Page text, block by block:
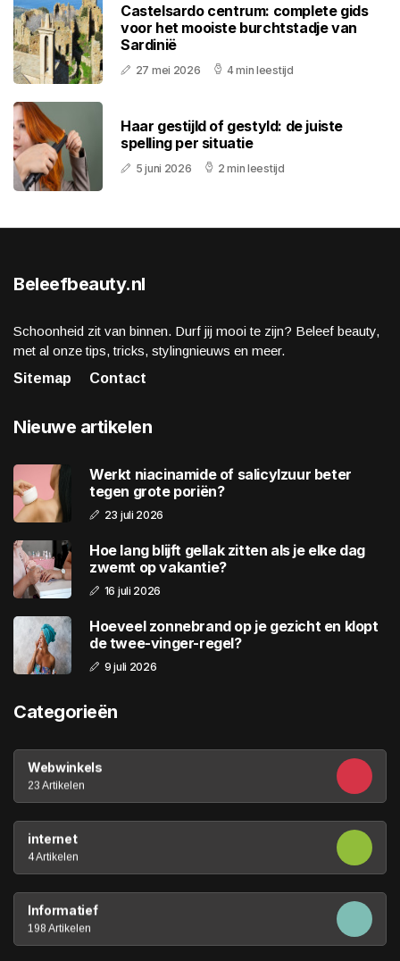
Castelsardo centrum: complete gids
voor het mooiste burchtstadje van
Sardinië
27 mei 2026 4 min leestijd
Haar gestijld of gestyld: de juiste
spelling per situatie
5 juni 2026 2 min leestijd
Beleefbeauty.nl
Schoonheid zit van binnen. Durf jij mooi te zijn? Beleef beauty,
met al onze tips, tricks, stylingnieuws en meer.
Sitemap
Contact
Nieuwe artikelen
Werkt niacinamide of salicylzuur beter
tegen grote poriën?
23 juli 2026
Hoe lang blijft gellak zitten als je elke dag
zwemt op vakantie?
16 juli 2026
Hoeveel zonnebrand op je gezicht en klopt
de twee-vinger-regel?
9 juli 2026
Categorieën
Webwinkels
23 Artikelen
internet
4 Artikelen
Informatief
198 Artikelen